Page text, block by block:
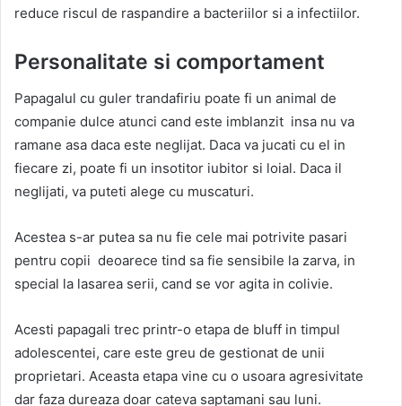
reduce riscul de raspandire a bacteriilor si a infectiilor.
Personalitate si comportament
Papagalul cu guler trandafiriu poate fi un animal de
companie dulce atunci cand este imblanzit insa nu va
ramane asa daca este neglijat. Daca va jucati cu el in
fiecare zi, poate fi un insotitor iubitor si loial. Daca il
neglijati, va puteti alege cu muscaturi.
Acestea s-ar putea sa nu fie cele mai potrivite pasari
pentru copii deoarece tind sa fie sensibile la zarva, in
special la lasarea serii, cand se vor agita in colivie.
Acesti papagali trec printr-o etapa de bluff in timpul
adolescentei, care este greu de gestionat de unii
proprietari. Aceasta etapa vine cu o usoara agresivitate
dar faza dureaza doar cateva saptamani sau luni.